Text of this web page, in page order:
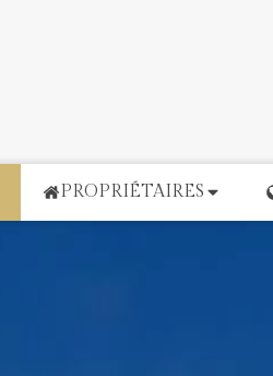
PROPRIÉTAIRES